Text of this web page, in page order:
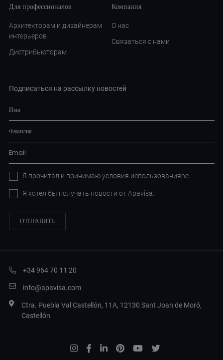
Для профессионалов
Архитекторам и дизайнерам
интерьеров
Дистрибьюторам
Компания
О нас
Связаться с нами
Подписаться на рассылку новостей
Я прочитал и принимаю условия использованияhe
Я хотел бы получать новости от Apavisa.
+34 964 70 11 20
info@apavisa.com
Ctra. Puebla Val Castellón, 11A, 12130 Sant Joan de Moró,
Castellón